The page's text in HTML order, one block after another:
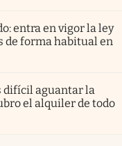
entra en vigor la ley
de forma habitual en
difícil aguantar la
el alquiler de todo